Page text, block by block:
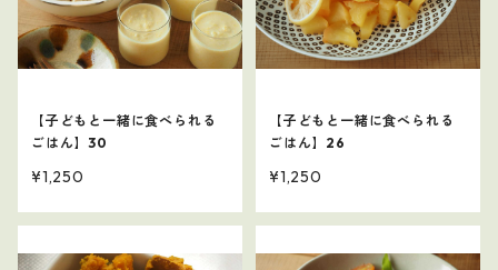
【子どもと一緒に食べられる
ごはん】30
¥1,250
【子どもと一緒に食べられる
ごはん】26
¥1,250